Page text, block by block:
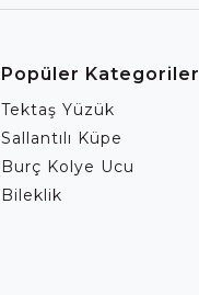
Popüler Kategoriler
Tektaş Yüzük
Sallantılı Küpe
Burç Kolye Ucu
Bileklik